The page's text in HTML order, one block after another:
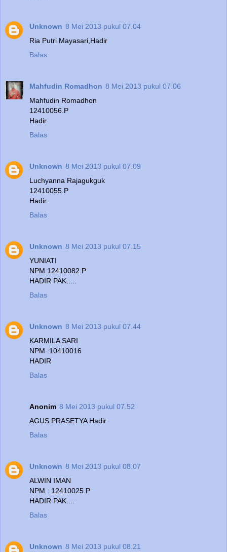
Unknown 8 Mei 2013 pukul 07.04
Ria Putri Mayasari,Hadir
Balas
Mahfudin Romadhon 8 Mei 2013 pukul 07.06
Mahfudin Romadhon
12410056.P
Hadir
Balas
Unknown 8 Mei 2013 pukul 07.09
Luchyanna Rajagukguk
12410055.P
Hadir
Balas
Unknown 8 Mei 2013 pukul 07.15
YUNIATI
NPM:12410082.P
HADIR PAK.....
Balas
Unknown 8 Mei 2013 pukul 07.44
KARMILA SARI
NPM :10410016
HADIR
Balas
Anonim 8 Mei 2013 pukul 07.52
AGUS PRASETYA Hadir
Balas
Unknown 8 Mei 2013 pukul 08.07
ALWIN IMAN
NPM : 12410025.P
HADIR PAK....
Balas
Unknown 8 Mei 2013 pukul 08.21